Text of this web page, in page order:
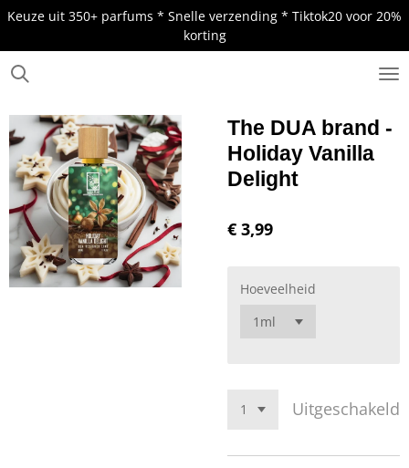
Ga
naar
de
Keuze uit 350+ parfums * Snelle verzending * Tiktok20 voor 20%
korting
The DUA brand -
Holiday Vanilla
Delight
€ 3,99
Hoeveelheid
Uitgeschakeld